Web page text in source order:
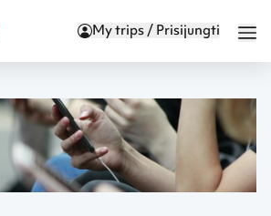
My trips / Prisijungti